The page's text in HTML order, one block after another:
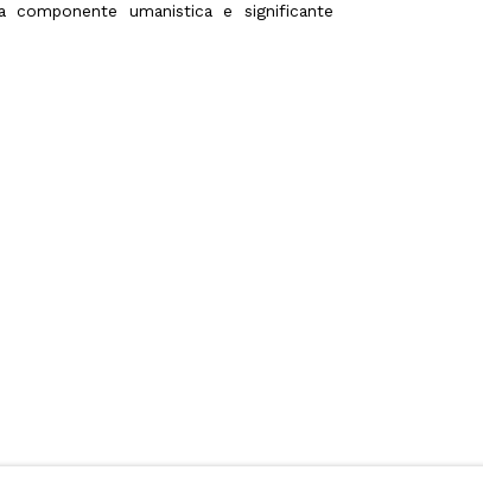
componente umanistica e significante